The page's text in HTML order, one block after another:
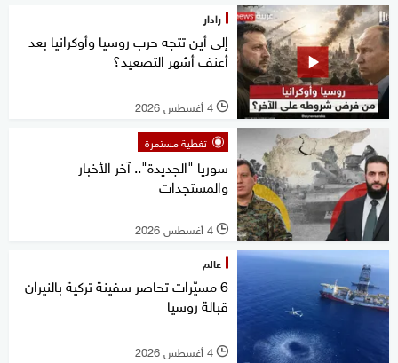
رادار
إلى أين تتجه حرب روسيا وأوكرانيا بعد
أعنف أشهر التصعيد؟
l 4 أغسطس 2026
تغطية مستمرة
سوريا "الجديدة".. آخر الأخبار
والمستجدات
l 4 أغسطس 2026
عالم
6 مسيّرات تحاصر سفينة تركية بالنيران
قبالة روسيا
l 4 أغسطس 2026